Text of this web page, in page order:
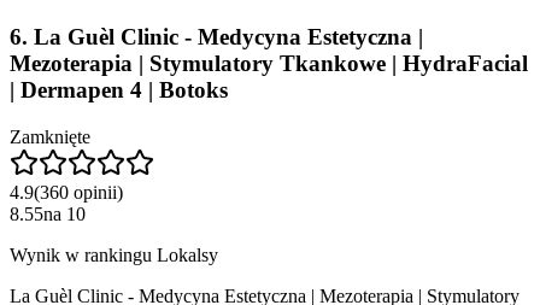
6. La Guèl Clinic - Medycyna Estetyczna |
Mezoterapia | Stymulatory Tkankowe | HydraFacial
| Dermapen 4 | Botoks
Zamknięte
4.9(360 opinii)
8.55na 10
Wynik w rankingu Lokalsy
La Guèl Clinic - Medycyna Estetyczna | Mezoterapia | Stymulatory